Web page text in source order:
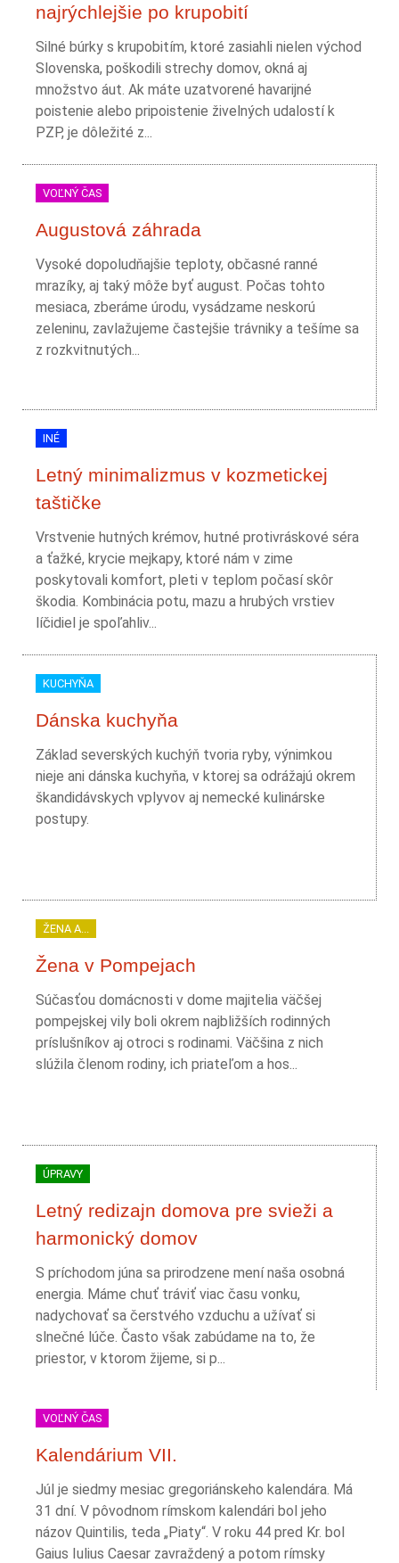
najrýchlejšie po krupobití
Silné búrky s krupobitím, ktoré zasiahli nielen východ
Slovenska, poškodili strechy domov, okná aj
množstvo áut. Ak máte uzatvorené havarijné
poistenie alebo pripoistenie živelných udalostí k
PZP, je dôležité z...
VOĽNÝ ČAS
Augustová záhrada
Vysoké dopoludňajšie teploty, občasné ranné
mrazíky, aj taký môže byť august. Počas tohto
mesiaca, zberáme úrodu, vysádzame neskorú
zeleninu, zavlažujeme častejšie trávniky a tešíme sa
z rozkvitnutých...
INÉ
Letný minimalizmus v kozmetickej
taštičke
Vrstvenie hutných krémov, hutné protivráskové séra
a ťažké, krycie mejkapy, ktoré nám v zime
poskytovali komfort, pleti v teplom počasí skôr
škodia. Kombinácia potu, mazu a hrubých vrstiev
líčidiel je spoľahliv...
KUCHYŇA
Dánska kuchyňa
Základ severských kuchýň tvoria ryby, výnimkou
nieje ani dánska kuchyňa, v ktorej sa odrážajú okrem
škandidávskych vplyvov aj nemecké kulinárske
postupy.
ŽENA A...
Žena v Pompejach
Súčasťou domácnosti v dome majitelia väčšej
pompejskej vily boli okrem najbližších rodinných
príslušníkov aj otroci s rodinami. Väčšina z nich
slúžila členom rodiny, ich priateľom a hos...
ÚPRAVY
Letný redizajn domova pre svieži a
harmonický domov
S príchodom júna sa prirodzene mení naša osobná
energia. Máme chuť tráviť viac času vonku,
nadychovať sa čerstvého vzduchu a užívať si
slnečné lúče. Často však zabúdame na to, že
priestor, v ktorom žijeme, si p...
VOĽNÝ ČAS
Kalendárium VII.
Júl je siedmy mesiac gregoriánskeho kalendára. Má
31 dní. V pôvodnom rímskom kalendári bol jeho
názov Quintilis, teda „Piaty“. V roku 44 pred Kr. bol
Gaius Iulius Caesar zavraždený a potom rímsky